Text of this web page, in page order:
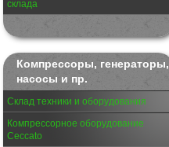
склада
Компрессоры, генераторы,
насосы и пр.
Склад техники и оборудования
Компрессорное оборудование
Ceccato